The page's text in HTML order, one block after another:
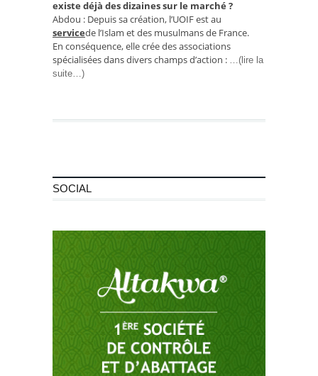
existe déjà des dizaines sur le marché ?
Abdou : Depuis sa création, l’UOIF est au
servicede l’Islam et des musulmans de France.
En conséquence, elle crée des associations
spécialisées dans divers champs d’action :
…(lire la
suite…)
SOCIAL